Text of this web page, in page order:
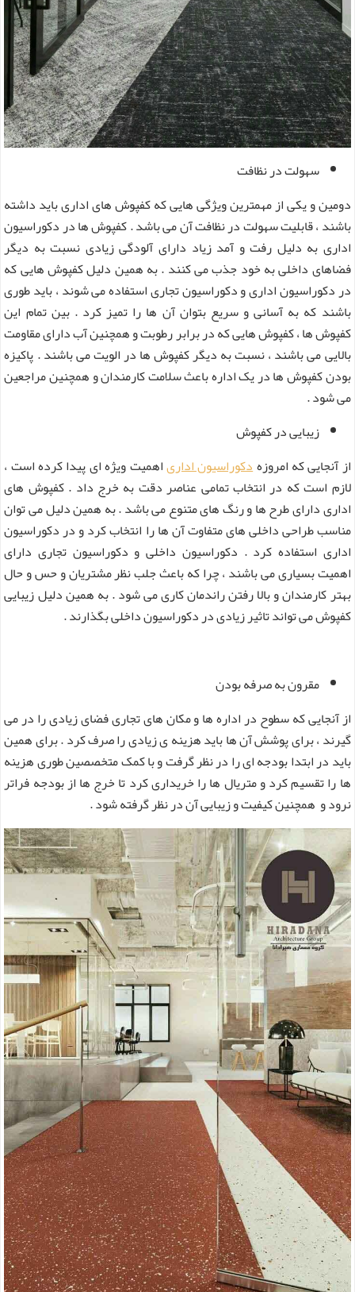
سهولت در نظافت
دومین و یکی از مهمترین ویژگی هایی که کفپوش های اداری باید داشته
باشند ، قابلیت سهولت در نظافت آن می باشد . کفپوش ها در دکوراسیون
اداری به دلیل رفت و آمد زیاد دارای آلودگی زیادی نسبت به دیگر
فضاهای داخلی به خود جذب می کنند . به همین دلیل کفپوش هایی که
در دکوراسیون اداری و دکوراسیون تجاری استفاده می شوند ، باید طوری
باشند که به آسانی و سریع بتوان آن ها را تمیز کرد . بین تمام این
کفپوش ها ، کفپوش هایی که در برابر رطوبت و همچنین آب دارای مقاومت
بالایی می باشند ، نسبت به دیگر کفپوش ها در الویت می باشند . پاکیزه
بودن کفپوش ها در یک اداره باعث سلامت کارمندان و همچنین مراجعین
می شود .
زیبایی در کفپوش
از آنجایی که امروزهدکوراسیون اداریاهمیت ویژه ای پیدا کرده است ،
لازم است که در انتخاب تمامی عناصر دقت به خرج داد . کفپوش های
اداری دارای طرح ها و رنگ های متنوع می باشد . به همین دلیل می توان
مناسب طراحی داخلی های متفاوت آن ها را انتخاب کرد و در دکوراسیون
اداری استفاده کرد . دکوراسیون داخلی و دکوراسیون تجاری دارای
اهمیت بسیاری می باشند ، چرا که باعث جلب نظر مشتریان و حس و حال
بهتر کارمندان و بالا رفتن راندمان کاری می شود . به همین دلیل زیبایی
کفپوش می تواند تاثیر زیادی در دکوراسیون داخلی بگذارند .
مقرون به صرفه بودن
از آنجایی که سطوح در اداره ها و مکان های تجاری فضای زیادی را در می
گیرند ، برای پوشش آن ها باید هزینه ی زیادی را صرف کرد . برای همین
باید در ابتدا بودجه ای را در نظر گرفت و با کمک متخصصین طوری هزینه
ها را تقسیم کرد و متریال ها را خریداری کرد تا خرج ها از بودجه فراتر
نرود و همچنین کیفیت و زیبایی آن در نظر گرفته شود .